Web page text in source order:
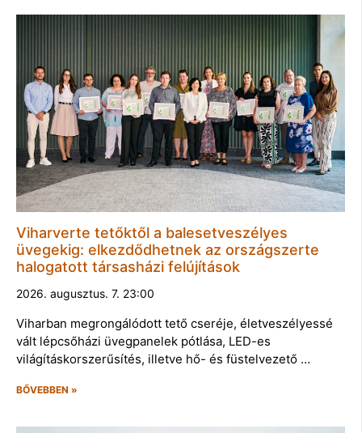
Viharverte tetőktől a balesetveszélyes
üvegekig: elkezdődhetnek az országszerte
halogatott társasházi felújítások
2026. augusztus. 7. 23:00
Viharban megrongálódott tető cseréje, életveszélyessé
vált lépcsőházi üvegpanelek pótlása, LED-es
világításkorszerűsítés, illetve hő- és füstelvezető …
BŐVEBBEN »